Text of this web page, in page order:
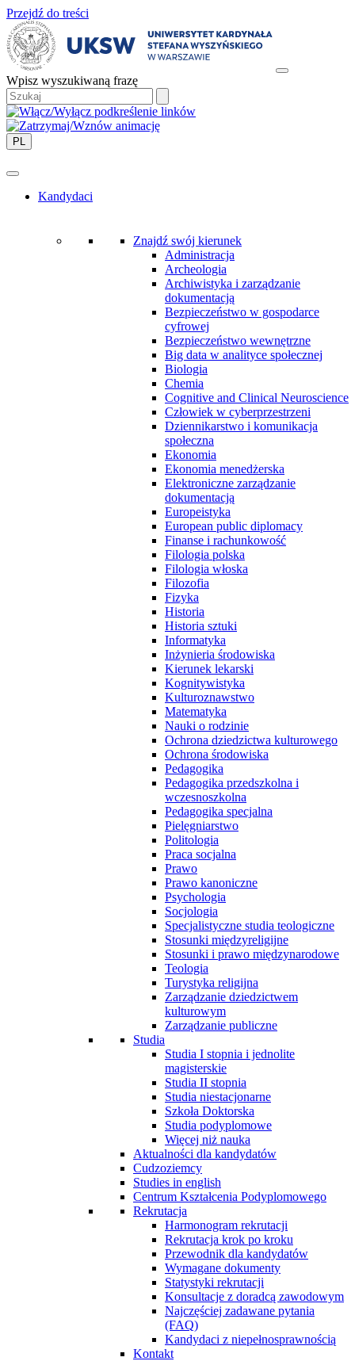
Przejdź do treści
Wpisz wyszukiwaną frazę
PL
Kandydaci
Znajdź swój kierunek
Administracja
Archeologia
Archiwistyka i zarządzanie
dokumentacją
Bezpieczeństwo w gospodarce
cyfrowej
Bezpieczeństwo wewnętrzne
Big data w analityce społecznej
Biologia
Chemia
Cognitive and Clinical Neuroscience
Człowiek w cyberprzestrzeni
Dziennikarstwo i komunikacja
społeczna
Ekonomia
Ekonomia menedżerska
Elektroniczne zarządzanie
dokumentacją
Europeistyka
European public diplomacy
Finanse i rachunkowość
Filologia polska
Filologia włoska
Filozofia
Fizyka
Historia
Historia sztuki
Informatyka
Inżynieria środowiska
Kierunek lekarski
Kognitywistyka
Kulturoznawstwo
Matematyka
Nauki o rodzinie
Ochrona dziedzictwa kulturowego
Ochrona środowiska
Pedagogika
Pedagogika przedszkolna i
wczesnoszkolna
Pedagogika specjalna
Pielęgniarstwo
Politologia
Praca socjalna
Prawo
Prawo kanoniczne
Psychologia
Socjologia
Specjalistyczne studia teologiczne
Stosunki międzyreligijne
Stosunki i prawo międzynarodowe
Teologia
Turystyka religijna
Zarządzanie dziedzictwem
kulturowym
Zarządzanie publiczne
Studia
Studia I stopnia i jednolite
magisterskie
Studia II stopnia
Studia niestacjonarne
Szkoła Doktorska
Studia podyplomowe
Więcej niż nauka
Aktualności dla kandydatów
Cudzoziemcy
Studies in english
Centrum Kształcenia Podyplomowego
Rekrutacja
Harmonogram rekrutacji
Rekrutacja krok po kroku
Przewodnik dla kandydatów
Wymagane dokumenty
Statystyki rekrutacji
Konsultacje z doradcą zawodowym
Najczęściej zadawane pytania
(FAQ)
Kandydaci z niepełnosprawnością
Kontakt